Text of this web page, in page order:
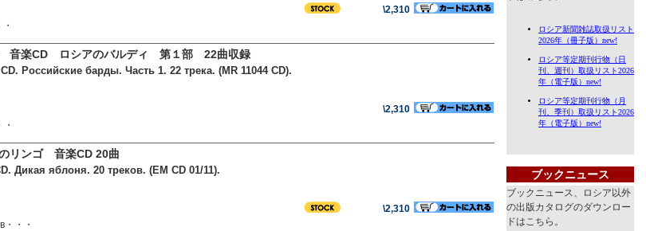
\2,310
音楽CD ロシアのバルディ 第１部 22曲収録
Российские барды. Часть 1. 22 трека. (MR 11044 CD).
\2,310
リンゴ 音楽CD 20曲
Дикая яблоня. 20 треков. (EM CD 01/11).
\2,310
・・
ブックニュース
ブックニュース、ロシア以外
の出版カタログのダウンロー
ドはこちら。